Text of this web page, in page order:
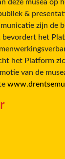
deze musea op
&
zijn de
bevordert het
het Platform
van de